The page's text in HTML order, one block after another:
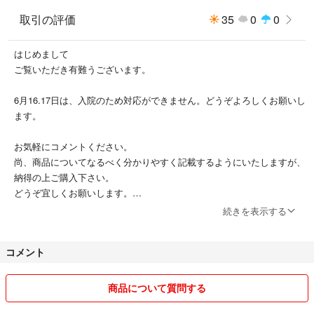
取引の評価 35 0 0
はじめまして
ご覧いただき有難うございます。
6月16.17日は、入院のため対応ができません。どうぞよろしくお願いし
ます。
お気軽にコメントください。
尚、商品についてなるべく分かりやすく記載するようにいたしますが、
納得の上ご購入下さい。
どうぞ宜しくお願いします。
また、極端な値下げ交渉にはお答えできません。ご了承ください。
ご清聴ありがとうございました😊
続きを表示する
コメント
商品について質問する